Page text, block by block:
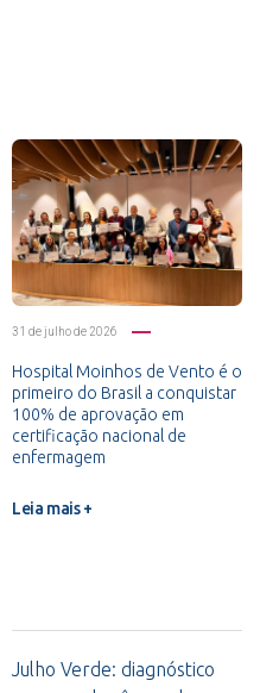
31 de julho de 2026
Hospital Moinhos de Vento é o
primeiro do Brasil a conquistar
100% de aprovação em
certificação nacional de
enfermagem
Leia mais +
Julho Verde: diagnóstico